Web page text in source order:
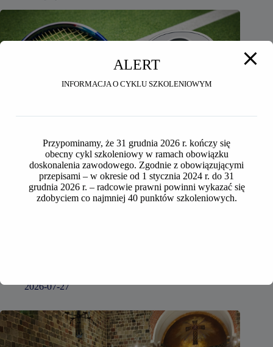
2026-07-27
ALERT
INFORMACJA O CYKLU SZKOLENIOWYM
Przypominamy, że 31 grudnia 2026 r. kończy się
obecny cykl szkoleniowy w ramach obowiązku
doskonalenia zawodowego. Zgodnie z obowiązującymi
przepisami – w okresie od 1 stycznia 2024 r. do 31
grudnia 2026 r. – radcowie prawni powinni wykazać się
zdobyciem co najmniej 40 punktów szkoleniowych.